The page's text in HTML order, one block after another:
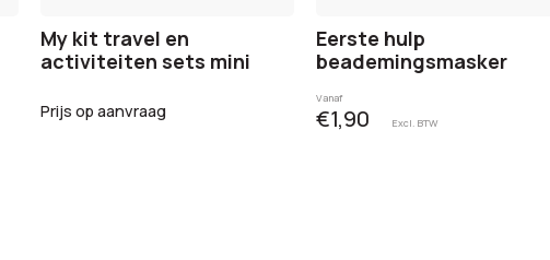
My kit travel en
activiteiten sets mini
Prijs op aanvraag
Eerste hulp
beademingsmasker
Vanaf
€1,90 Excl. BTW